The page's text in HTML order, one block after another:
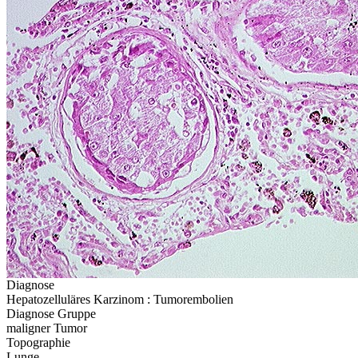
Diagnose
Hepatozelluläres Karzinom : Tumorembolien
Diagnose Gruppe
maligner Tumor
Topographie